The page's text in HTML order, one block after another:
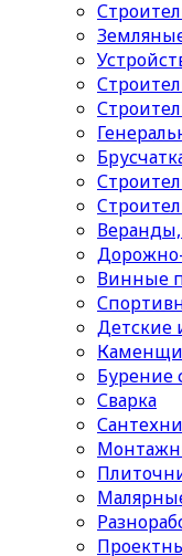
Винные
Детские
Бурение
Сварка